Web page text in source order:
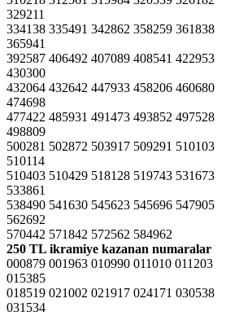
329211
334138 335491 342862 358259 361838
365941
392587 406492 407089 408541 422953
430300
432064 432642 447933 458206 460680
474698
477422 485931 491473 493852 497528
498809
500281 502872 503917 509291 510103
510114
510403 510429 518128 519743 531673
533861
538490 541630 545623 545696 547905
562692
570442 571842 572562 584962
250 TL ikramiye kazanan numaralar
000879 001963 010990 011010 011203
015385
018519 021002 021917 024171 030538
031534